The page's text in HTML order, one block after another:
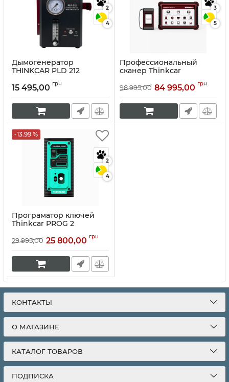
2
4
Дымогенератор
THINKCAR PLD 212
15 495,00 грн
3
5
Профессиональный
сканер Thinkcar
Артикул:10055
98 995,00 84 995,00 грн
-13.99 %
2
4
Програматор ключей
Thinkcar PROG 2
29 995,00 25 800,00 грн
КОНТАКТЫ
О МАГАЗИНЕ
КАТАЛОГ ТОВАРОВ
ПОДПИСКА